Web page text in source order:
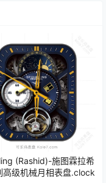
(Rashid)-施图霖拉希
高级机械月相表盘.clock